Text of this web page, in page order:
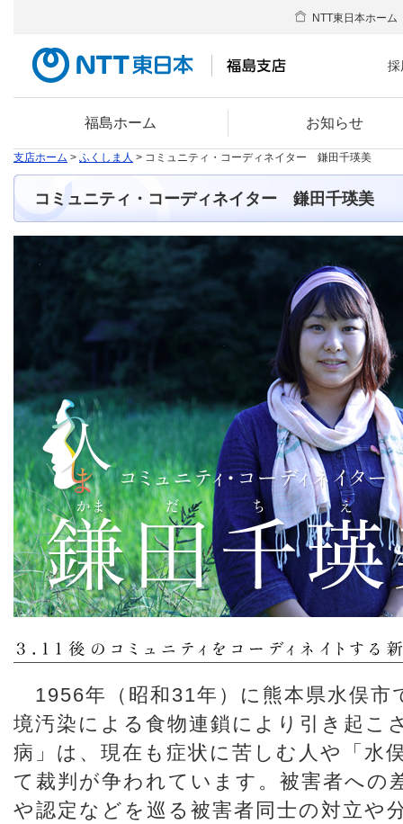
福島ホーム お知らせ
NTT東日本ホーム
採
支店ホーム > ふくしま人 > コミュニティ・コーディネイター 鎌田千瑛美
コミュニティ・コーディネイター 鎌田千瑛美
1956年（昭和31年）に熊本県水俣市
境汚染による食物連鎖により引き起こ
病」は、現在も症状に苦しむ人や「水
て裁判が争われています。被害者への
や認定などを巡る被害者同士の対立や